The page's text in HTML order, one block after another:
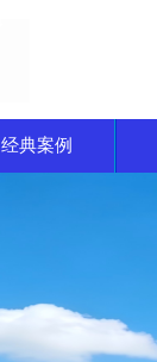
经典案例